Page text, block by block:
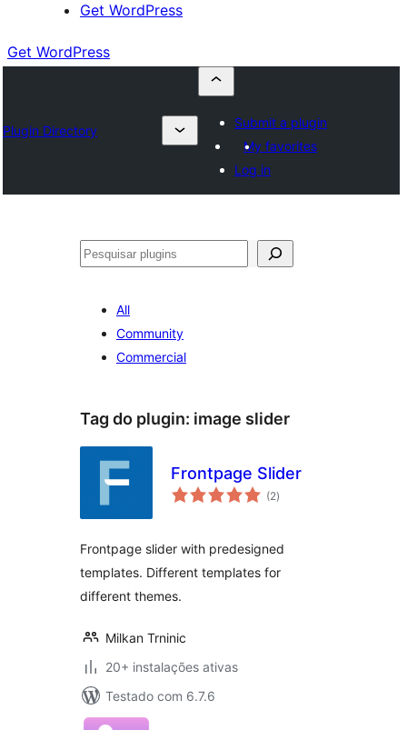
Get WordPress
Get WordPress
Plugin Directory
Submit a plugin
My favorites
Log in
Pesquisar
All
Community
Commercial
Tag do plugin: image slider
Frontpage Slider
(2avaliações
totais
)
Frontpage slider with predesigned
templates. Different templates for
different themes.
Milkan Trninic
20+ instalações ativas
Testado com 6.7.6